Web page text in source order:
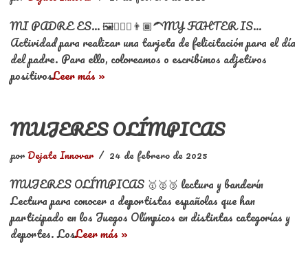
MI PADRE ES… 🖼️🙋🏼‍♂️👨🏾‍🦱MY FAHTER IS…
Actividad para realizar una tarjeta de felicitación para el día
del padre. Para ello, coloreamos o escribimos adjetivos
positivosLeer más »
MUJERES OLÍMPICAS
porDejate Innovar 24 de febrero de 2025
MUJERES OLÍMPICAS 🥇🥈🥉 lectura y banderín
Lectura para conocer a deportistas españolas que han
participado en los Juegos Olímpicos en distintas categorías y
deportes. LosLeer más »